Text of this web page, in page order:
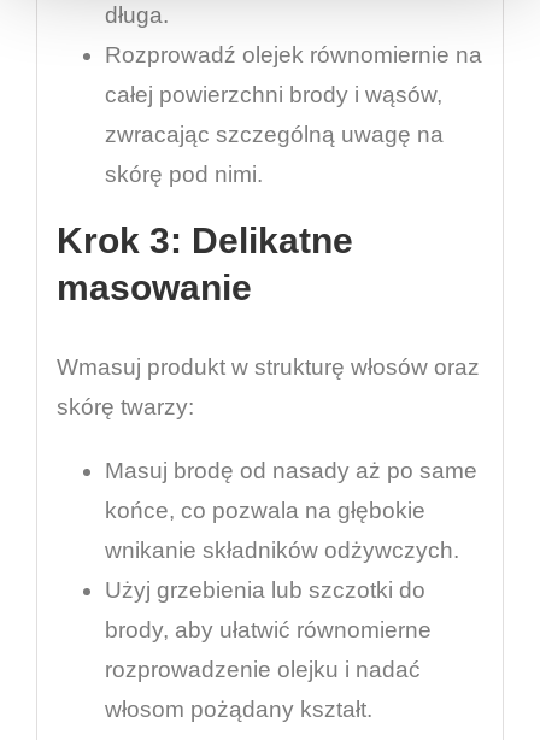
długa.
Rozprowadź olejek równomiernie na
całej powierzchni brody i wąsów,
zwracając szczególną uwagę na
skórę pod nimi.
Krok 3: Delikatne
masowanie
Wmasuj produkt w strukturę włosów oraz
skórę twarzy:
Masuj brodę od nasady aż po same
końce, co pozwala na głębokie
wnikanie składników odżywczych.
Użyj grzebienia lub szczotki do
brody, aby ułatwić równomierne
rozprowadzenie olejku i nadać
włosom pożądany kształt.